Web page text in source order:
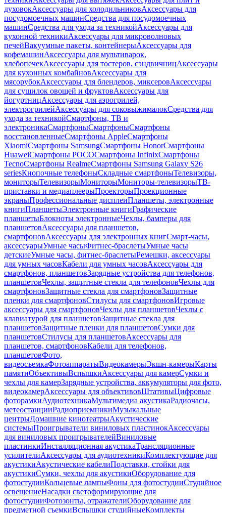
духовокАксессуары для холодильниковАксессуары для
посудомоечных машинСредства для посудомоечных
машинСредства для ухода за техникойАксессуары для
кухонной техникиАксессуары для микроволновых
печейВакуумные пакеты, контейнерыАксессуары для
кофемашинАксессуары для мультиварок,
хлебопечекАксессуары для тостеров, сэндвичницАксессуары
для кухонных комбайновАксессуары для
мясорубокАксессуары для блендеров, миксеровАксессуары
для сушилок овощей и фруктовАксессуары для
йогуртницАксессуары для аэрогрилей,
электрогрилейАксессуары для соковыжималокСредства для
ухода за техникойСмартфоны, ТВ и
электроникаСмартфоныСмартфоныСмартфоны
восстановленныеСмартфоны AppleСмартфоны
XiaomiСмартфоны SamsungСмартфоны HonorСмартфоны
HuaweiСмартфоны POCOСмартфоны InfinixСмартфоны
TecnoСмартфоны RealmeСмартфоны Samsung Galaxy S26
seriesКнопочные телефоныСкладные смартфоныТелевизоры,
мониторыТелевизорыМониторыМониторы-телевизорыТВ-
приставки и медиаплеерыПроекторыПроекционные
экраныПрофессиональные дисплеиПланшеты, электронные
книгиПланшетыЭлектронные книгиГрафические
планшетыБлокноты электронныеЧехлы, бамперы для
планшетовАксессуары для планшетов,
смартфоновАксессуары для электронных книгСмарт-часы,
аксессуарыУмные часыФитнес-браслетыУмные часы
детскиеУмные часы, фитнес-браслетыРемешки, аксессуары
для умных часовКабели для умных часовАксессуары для
смартфонов, планшетовЗарядные устройства для телефонов,
планшетовЧехлы, защитные стекла для телефоновЧехлы для
смартфоновЗащитные стекла для смартфоновЗащитные
пленки для смартфоновСтилусы для смартфоновИгровые
аксессуары для смартфоновЧехлы для планшетовЧехлы с
клавиатурой для планшетовЗащитные стекла для
планшетовЗащитные пленки для планшетовСумки для
планшетовСтилусы для планшетовАксессуары для
планшетов, смартфоновКабели для телефонов,
планшетовФото,
видеосъемкаФотоаппаратыВидеокамерыЭкшн-камерыКарты
памятиОбъективыВспышкиАксессуары для камерСумки и
чехлы для камерЗарядные устройства, аккумуляторы для фото,
видеокамерАксессуары для объективовШтативыЦифровые
фоторамкиАудиотехникаМультимедиа акустикаРадиочасы,
метеостанцииРадиоприемникиМузыкальные
центрыДомашние кинотеатрыАкустические
системыПроигрыватели виниловых пластинокАксессуары
для виниловых проигрывателейВиниловые
пластинкиИнсталляционная акустикаТрансляционные
усилителиАксессуары для аудиотехникиКомплектующие для
акустикиАкустические кабелиПодставки, стойки для
акустикиСумки, чехлы для акустикиОборудование для
фотостудииКольцевые лампыФоны для фотостудииСтудийное
освещениеНасадки светоформирующие для
фотостудииФотозонты, отражателиОборудование для
предметной съемкиВспышки студийныеКомплекты